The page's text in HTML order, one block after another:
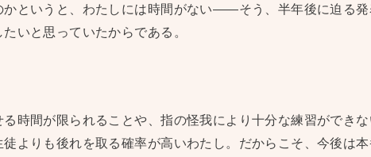
かというと、わたしには時間がない——そう、半年後に迫る発
いと思っていたからである。
時間が限られることや、指の怪我により十分な練習ができな
よりも後れを取る確率が高いわたし。だからこそ、今後は本